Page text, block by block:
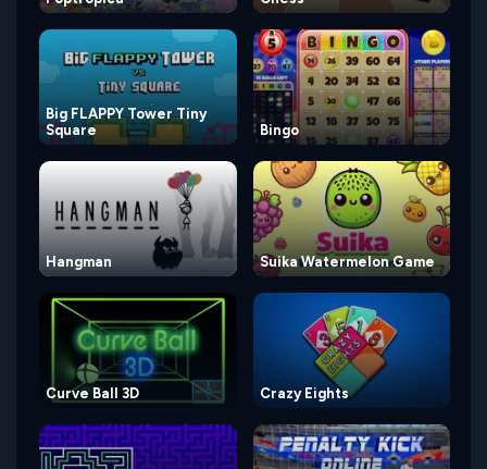
Big FLAPPY Tower Tiny
Square
Bingo
Hangman Suika Watermelon Game
Curve Ball 3D Crazy Eights